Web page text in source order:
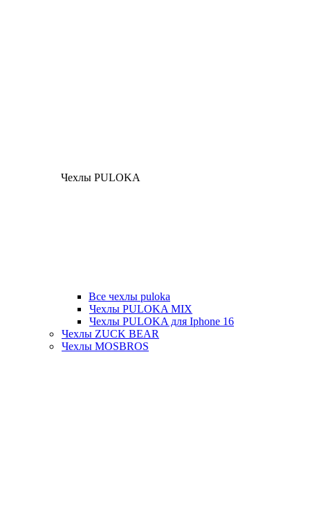
Чехлы PULOKA
Все чехлы puloka
Чехлы PULOKA MIX
Чехлы PULOKA для Iphone 16
Чехлы ZUCK BEAR
Чехлы MOSBROS